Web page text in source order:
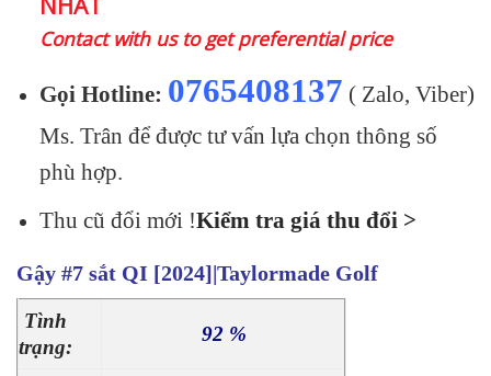
Contact with us to get preferential price
Gọi Hotline: 0765408137 ( Zalo, Viber)
Ms. Trân để được tư vấn lựa chọn thông số
phù hợp.
Thu cũ đổi mới !Kiểm tra giá thu đổi >
Gậy #7 sắt QI [2024]|Taylormade Golf
Tình
trạng:
92 %